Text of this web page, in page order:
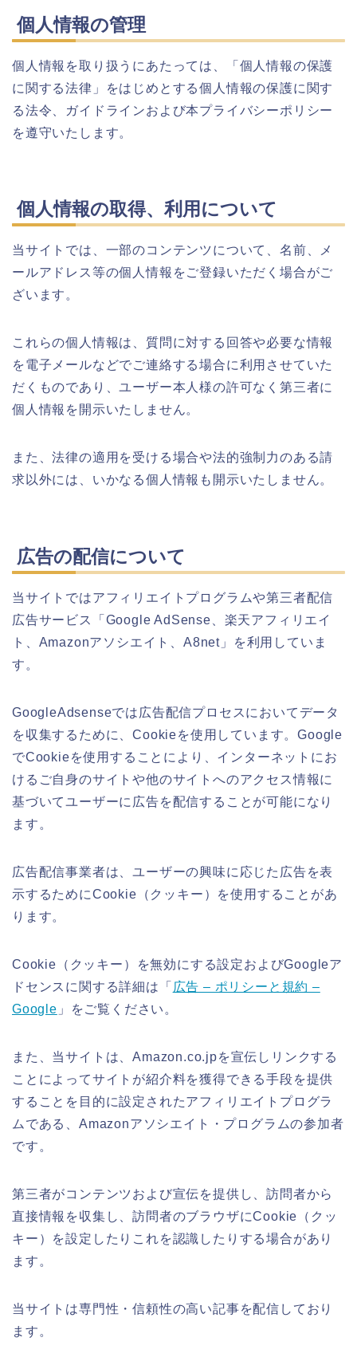
個人情報の管理
個人情報を取り扱うにあたっては、「個人情報の保護
に関する法律」をはじめとする個人情報の保護に関す
る法令、ガイドラインおよび本プライバシーポリシー
を遵守いたします。
個人情報の取得、利用について
当サイトでは、一部のコンテンツについて、名前、メ
ールアドレス等の個人情報をご登録いただく場合がご
ざいます。
これらの個人情報は、質問に対する回答や必要な情報
を電子メールなどでご連絡する場合に利用させていた
だくものであり、ユーザー本人様の許可なく第三者に
個人情報を開示いたしません。
また、法律の適用を受ける場合や法的強制力のある請
求以外には、いかなる個人情報も開示いたしません。
広告の配信について
当サイトではアフィリエイトプログラムや第三者配信
広告サービス「Google AdSense、楽天アフィリエイ
ト、Amazonアソシエイト、A8net」を利用していま
す。
GoogleAdsenseでは広告配信プロセスにおいてデータ
を収集するために、Cookieを使用しています。Google
でCookieを使用することにより、インターネットにお
けるご自身のサイトや他のサイトへのアクセス情報に
基づいてユーザーに広告を配信することが可能になり
ます。
広告配信事業者は、ユーザーの興味に応じた広告を表
示するためにCookie（クッキー）を使用することがあ
ります。
Cookie（クッキー）を無効にする設定およびGoogleア
ドセンスに関する詳細は「 広告 – ポリシーと規約 –
Google 」をご覧ください。
また、当サイトは、Amazon.co.jpを宣伝しリンクする
ことによってサイトが紹介料を獲得できる手段を提供
することを目的に設定されたアフィリエイトプログラ
ムである、Amazonアソシエイト・プログラムの参加者
です。
第三者がコンテンツおよび宣伝を提供し、訪問者から
直接情報を収集し、訪問者のブラウザにCookie（クッ
キー）を設定したりこれを認識したりする場合があり
ます。
当サイトは専門性・信頼性の高い記事を配信しており
ます。